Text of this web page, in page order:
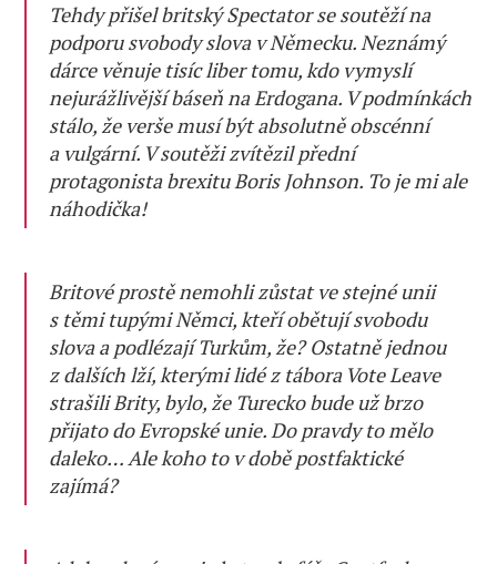
Tehdy přišel britský Spectator se soutěží na
podporu svobody slova v Německu. Neznámý
dárce věnuje tisíc liber tomu, kdo vymyslí
nejurážlivější báseň na Erdogana. V podmínkách
stálo, že verše musí být absolutně obscénní
a vulgární. V soutěži zvítězil přední
protagonista brexitu Boris Johnson. To je mi ale
náhodička!
Britové prostě nemohli zůstat ve stejné unii
s těmi tupými Němci, kteří obětují svobodu
slova a podlézají Turkům, že? Ostatně jednou
z dalších lží, kterými lidé z tábora Vote Leave
strašili Brity, bylo, že Turecko bude už brzo
přijato do Evropské unie. Do pravdy to mělo
daleko… Ale koho to v době postfaktické
zajímá?